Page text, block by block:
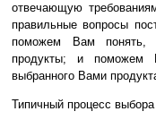
отвечающую
правильные вопросы
поможем Вам понять,
продукты; и поможем
выбранного Вами
Типичный процесс выбора